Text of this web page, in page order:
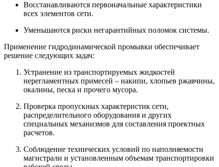
Восстанавливаются первоначальные характеристики
всех элементов сети.
Уменьшаются риски негарантийных поломок системы.
Применение гидродинамической промывки обеспечивает
решение следующих задач:
Устранение из транспортируемых жидкостей
нерегламентных примесей – накипи, хлопьев ржавчины,
окалины, песка и прочего мусора.
Проверка пропускных характеристик сети,
распределительного оборудования и других
специальных механизмов для составления проектных
расчетов.
Соблюдение технических условий по наполняемости
магистрали и установленным объемам транспортировки